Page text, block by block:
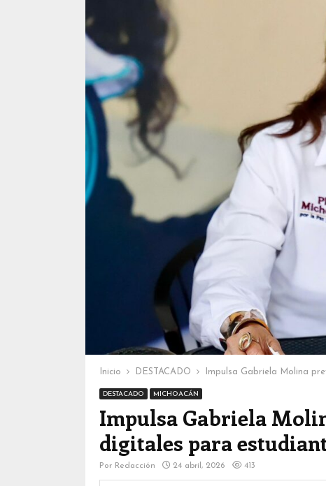
Inicio DESTACADO Impulsa Gabriela Molina
DESTACADO MICHOACÁN
Impulsa Gabriela
digitales para
Por Redacción 24 abril, 2026 413